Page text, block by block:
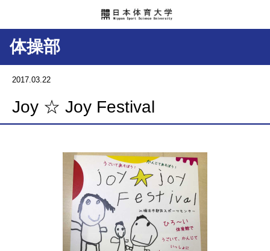
体操部
2017.03.22
Joy ☆ Joy Festival